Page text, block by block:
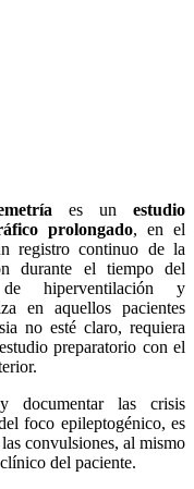
es un estudio
prolongado, en el
registro continuo de la
durante el tiempo del
hiperventilación y
en aquellos pacientes
no esté claro, requiera
preparatorio con el
documentar las crisis
foco epileptogénico, es
convulsiones, al mismo
del paciente.